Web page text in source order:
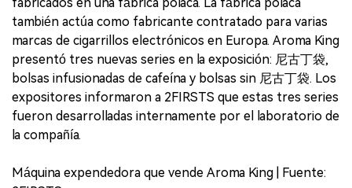
fabricados en una fábrica polaca. La fábrica polaca
también actúa como fabricante contratado para varias
marcas de cigarrillos electrónicos en Europa. Aroma King
presentó tres nuevas series en la exposición: 尼古丁袋,
bolsas infusionadas de cafeína y bolsas sin 尼古丁袋. Los
expositores informaron a 2FIRSTS que estas tres series
fueron desarrolladas internamente por el laboratorio de
la compañía.
Máquina expendedora que vende Aroma King | Fuente: